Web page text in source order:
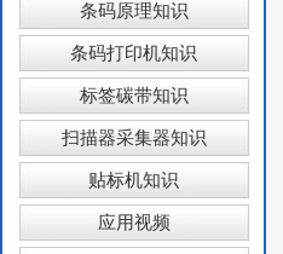
条码原理知识
条码打印机知识
标签碳带知识
扫描器采集器知识
贴标机知识
应用视频